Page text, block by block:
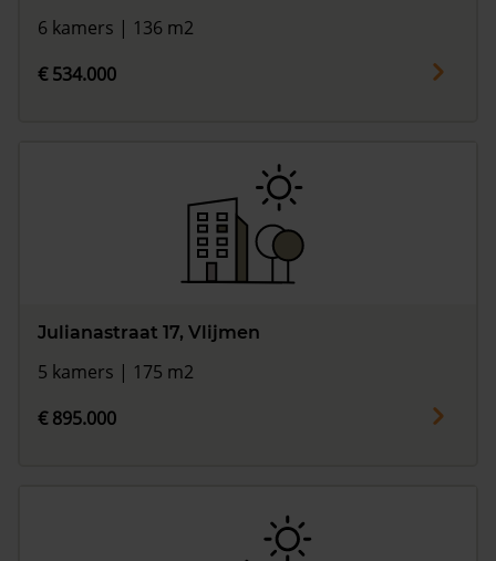
6 kamers | 136 m2
€ 534.000
Julianastraat 17, Vlijmen
5 kamers | 175 m2
€ 895.000